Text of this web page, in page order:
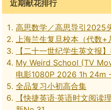
近期献花排行
高思数学／高思导引2025
上海兰生复旦校本（代数+
【二十一世纪学生英文报
My Weird School (TV
电影1080P 2026 1h 24m
全品复习小初高合集
【快捷英语·英语时文阅